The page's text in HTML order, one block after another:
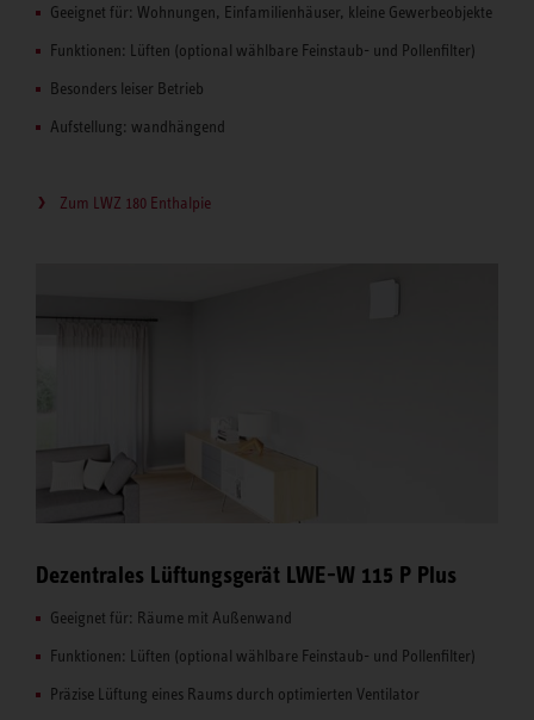
Geeignet für: Wohnungen, Einfamilienhäuser, kleine Gewerbeobjekte
Funktionen: Lüften (optional wählbare Feinstaub- und Pollenfilter)
Besonders leiser Betrieb
Aufstellung: wandhängend
Zum LWZ 180 Enthalpie
Dezentrales Lüftungsgerät LWE-W 115 P Plus
Geeignet für: Räume mit Außenwand
Funktionen: Lüften (optional wählbare Feinstaub- und Pollenfilter)
Präzise Lüftung eines Raums durch optimierten Ventilator